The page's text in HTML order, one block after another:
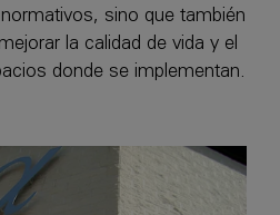
sino que también
la calidad de vida y el
donde se implementan.